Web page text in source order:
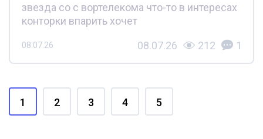
звезда со с вортелекома что-то в интересах
конторки впарить хочет
08.07.26 08.07.26 212 1
1 2 3 4 5